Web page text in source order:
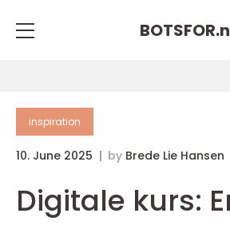
BOTSFOR.
inspiration
10. June 2025 by Brede Lie Hansen
Digitale kurs: